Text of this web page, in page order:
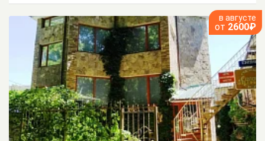
в августе
от 2600₽